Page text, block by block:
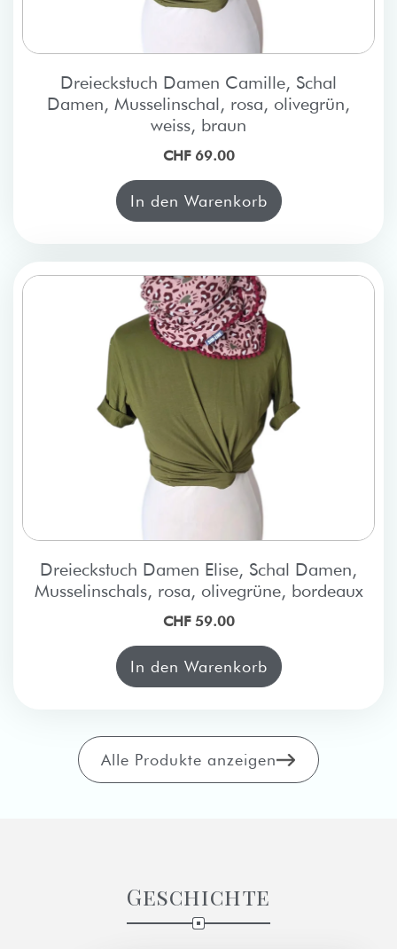
Dreieckstuch Damen Camille, Schal
Damen, Musselinschal, rosa, olivegrün,
weiss, braun
CHF 69.00
In den Warenkorb
Dreieckstuch Damen Elise, Schal Damen,
Musselinschals, rosa, olivegrüne, bordeaux
CHF 59.00
In den Warenkorb
Alle Produkte anzeigen
Geschichte